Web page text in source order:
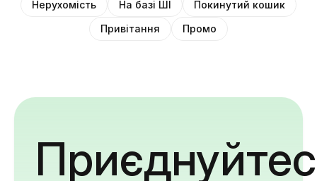
Нерухомість
На базі ШІ
Покинутий кошик
Привітання
Промо